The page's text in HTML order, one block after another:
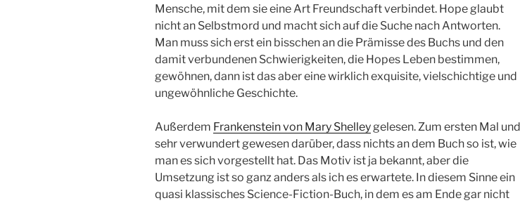
Mensche, mit dem sie eine Art Freundschaft verbindet. Hope glaubt
nicht an Selbstmord und macht sich auf die Suche nach Antworten.
Man muss sich erst ein bisschen an die Prämisse des Buchs und den
damit verbundenen Schwierigkeiten, die Hopes Leben bestimmen,
gewöhnen, dann ist das aber eine wirklich exquisite, vielschichtige und
ungewöhnliche Geschichte.
Außerdem Frankenstein von Mary Shelleygelesen. Zum ersten Mal und
sehr verwundert gewesen darüber, dass nichts an dem Buch so ist, wie
man es sich vorgestellt hat. Das Motiv ist ja bekannt, aber die
Umsetzung ist so ganz anders als ich es erwartete. In diesem Sinne ein
quasi klassisches Science-Fiction-Buch, in dem es am Ende gar nicht